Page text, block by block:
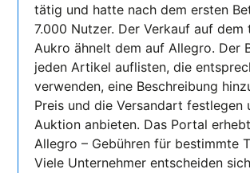
tätig und hatte nach dem ersten
7.000 Nutzer. Der Verkauf auf dem
Aukro ähnelt dem auf Allegro. Der
jeden Artikel auflisten, die
verwenden, eine Beschreibung
Preis und die Versandart festlegen
Auktion anbieten. Das Portal
Allegro – Gebühren für bestimmte
Viele Unternehmer entscheiden